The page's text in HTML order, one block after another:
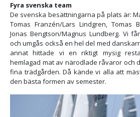
Fyra svenska team
De svenska besättningarna på plats är:
Tomas Franzén/Lars Lindgren, Tomas
Jonas Bengtson/Magnus Lundberg. Vi
och umgås också en hel del med
annat hittade vi en riktigt mysig
hemlagad mat av närodlade råvaror och
fina trädgården. Då kände vi alla att
den bästa formen av semester.